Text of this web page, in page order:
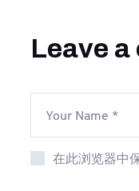
Leave
在此浏览器中